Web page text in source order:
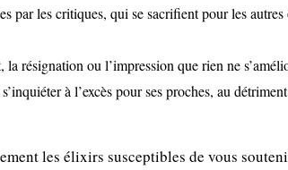
par les critiques, qui se sacrifient pour les autres
la résignation ou l’impression que rien ne
à l’excès pour ses proches, au
les élixirs susceptibles de vous